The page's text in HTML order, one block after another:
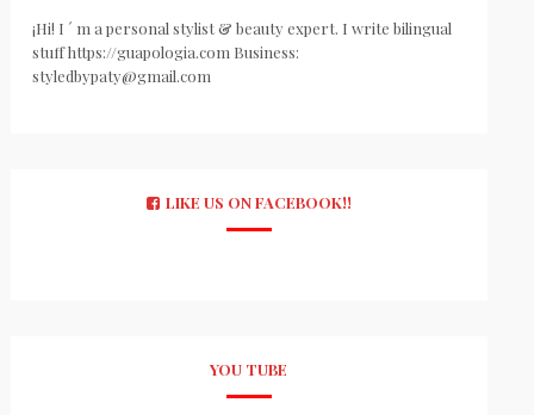
¡Hi! I ´ m a personal stylist & beauty expert. I write bilingual
stuff https://guapologia.com Business:
styledbypaty@gmail.com
LIKE US ON FACEBOOK!!
YOU TUBE